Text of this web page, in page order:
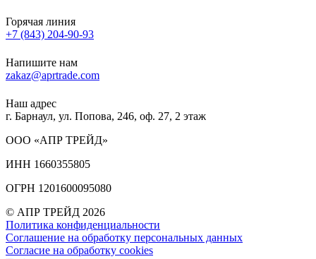
Горячая линия
+7 (843) 204-90-93
Напишите нам
zakaz@aprtrade.com
Наш адрес
г. Барнаул, ул. Попова, 246, оф. 27, 2 этаж
ООО «АПР ТРЕЙД»
ИНН 1660355805
ОГРН 1201600095080
© АПР ТРЕЙД 2026
Политика конфиденциальности
Соглашение на обработку персональных данных
Согласие на обработку cookies